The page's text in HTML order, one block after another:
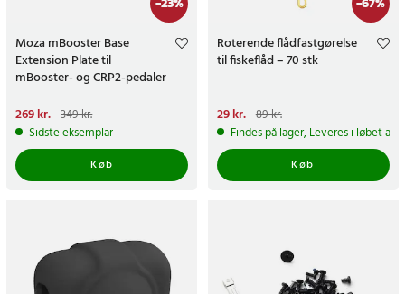
Moza mBooster Base
Extension Plate til
mBooster- og CRP2-pedaler
Nuværende pris
269 kr.Tidligere pris
269 kr. 349 kr.
Sidste eksemplar
Køb
Roterende flådfastgørelse
til fiskeflåd – 70 stk
Nuværende pris
pris:89 kr.
29 kr. 89 kr.
Findes på lager, Leveres i løbet af
Køb